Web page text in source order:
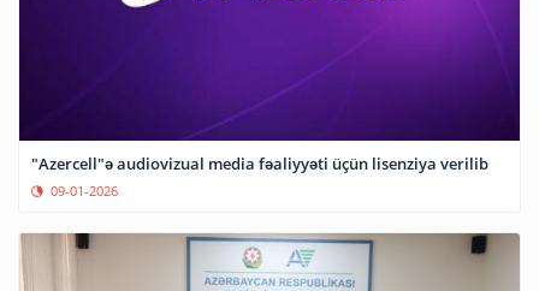
"Azercell"ə audiovizual media fəaliyyəti üçün lisenziya verilib
09-01-2026